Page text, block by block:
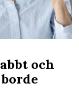
och